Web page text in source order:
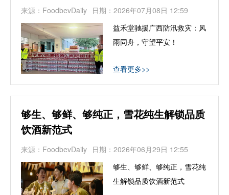
来源：FoodbevDaily 日期：2026年07月08日 12:59
​益禾堂驰援广西防汛救灾：风
雨同舟，守望平安！
查看更多>>
够生、够鲜、够纯正，雪花纯生解锁品质
饮酒新范式
来源：FoodbevDaily 日期：2026年06月29日 12:55
够生、够鲜、够纯正，雪花纯
生解锁品质饮酒新范式